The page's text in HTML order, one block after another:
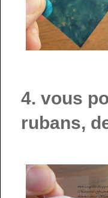
4. vous
rubans,